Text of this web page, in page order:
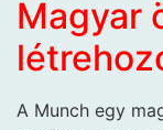
Magyar
A Munch egy